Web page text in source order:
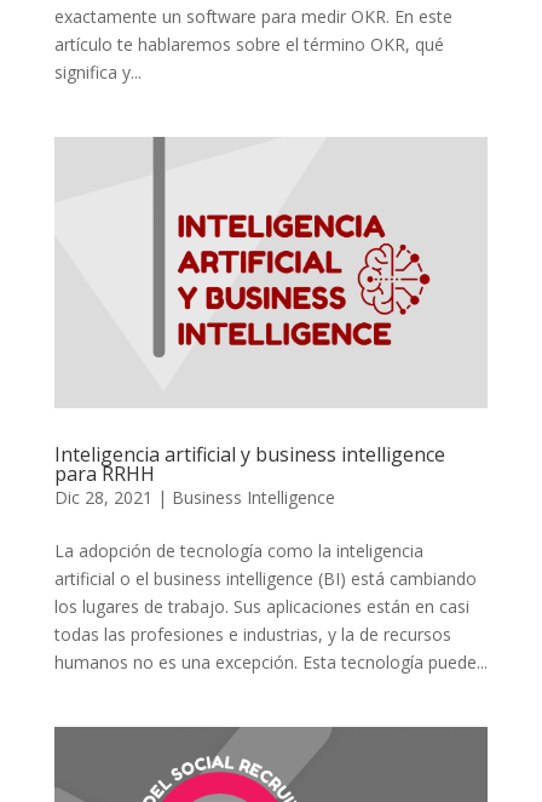
exactamente un software para medir OKR. En este
artículo te hablaremos sobre el término OKR, qué
significa y...
Inteligencia artificial y business intelligence
para RRHH
Dic 28, 2021 | Business Intelligence
La adopción de tecnología como la inteligencia
artificial o el business intelligence (BI) está cambiando
los lugares de trabajo. Sus aplicaciones están en casi
todas las profesiones e industrias, y la de recursos
humanos no es una excepción. Esta tecnología puede...